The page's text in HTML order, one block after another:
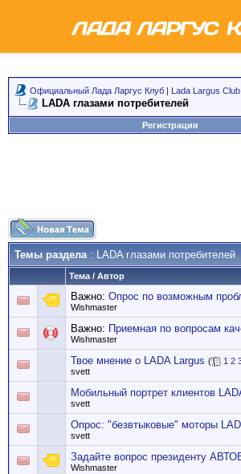
Официальный Лада Ларгус Клуб | Lada Largus Club
LADA глазами потребителей
Регистрация
Темы раздела: LADA глазами потребителей
Тема / Автор
Важно: Опрос по возможным
Wishmaster
Важно: Приемная по вопросам
Wishmaster
Твое мнение о LADA Largus ( 1 2
svett
Мобильный портрет клиентов
svett
Опрос: "безвтыковые" моторы
svett
Задайте вопрос президенту
Wishmaster